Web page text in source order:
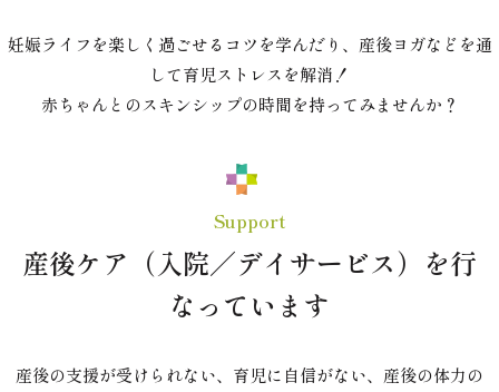
妊娠ライフを楽しく過ごせるコツを学んだり、産後ヨガなどを通
して育児ストレスを解消！
赤ちゃんとのスキンシップの時間を持ってみませんか？
Support
産後ケア（入院／デイサービス）を行
なっています
産後の支援が受けられない、育児に自信がない、産後の体力の